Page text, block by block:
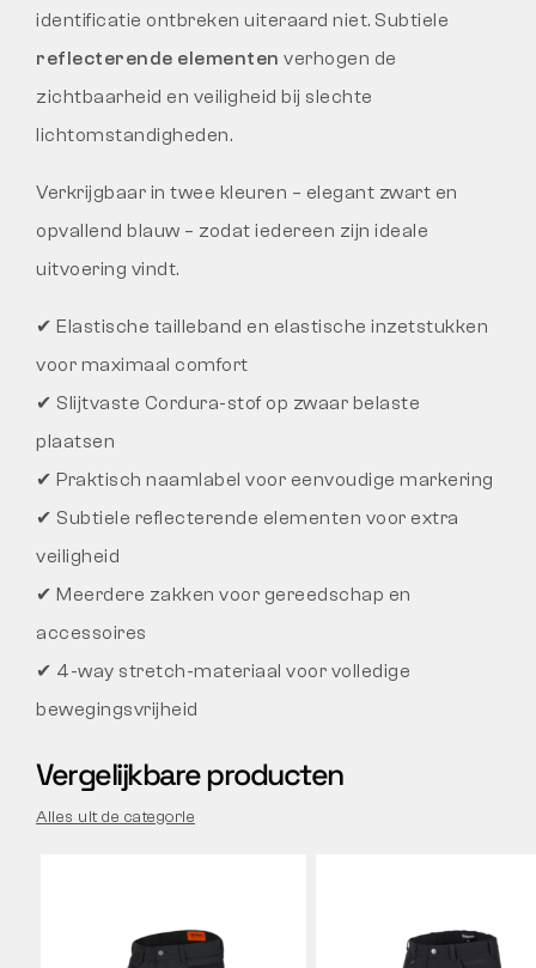
identificatie ontbreken uiteraard niet. Subtiele
reflecterende elementen verhogen de
zichtbaarheid en veiligheid bij slechte
lichtomstandigheden.
Verkrijgbaar in twee kleuren – elegant zwart en
opvallend blauw – zodat iedereen zijn ideale
uitvoering vindt.
✔ Elastische tailleband en elastische inzetstukken
voor maximaal comfort
✔ Slijtvaste Cordura-stof op zwaar belaste
plaatsen
✔ Praktisch naamlabel voor eenvoudige markering
✔ Subtiele reflecterende elementen voor extra
veiligheid
✔ Meerdere zakken voor gereedschap en
accessoires
✔ 4-way stretch-materiaal voor volledige
bewegingsvrijheid
Vergelijkbare producten
Alles uit de categorie